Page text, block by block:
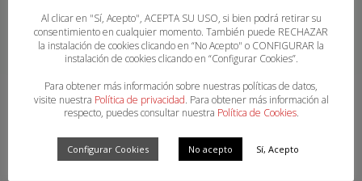
SECTOR AUTONÓMICO 1ª NACIONAL FEMENINA
SECCIONES
Al clicar en "Sí, Acepto", ACEPTA SU USO, si bien podrá retirar su
consentimiento en cualquier momento. También puede RECHAZAR
la instalación de cookies clicando en “No Acepto" o CONFIGURAR la
instalación de cookies clicando en “Configurar Cookies”.
Para obtener más información sobre nuestras políticas de datos,
visite nuestra Política de privacidad. Para obtener más información al
respecto, puedes consultar nuestra Política de Cookies.
Configurar Cookies No acepto Sí, Acepto